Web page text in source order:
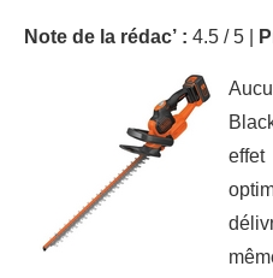
Note de la rédac’ : 4.5 / 5 |
effet